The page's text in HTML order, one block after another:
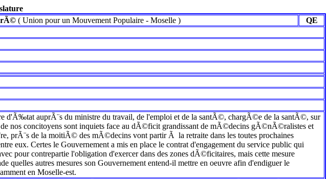
( Union pour un Mouvement Populaire- Moselle)
QE
auprÃ¨s du ministre du travail, de l'emploi et de la santÃ©, chargÃ©e de la santÃ©, sur
nos concitoyens sont inquiets face au dÃ©ficit grandissant de mÃ©decins gÃ©nÃ©ralistes et
prÃ¨s de la moitiÃ© des mÃ©decins vont partir Ã la retraite dans les toutes prochaines
eux. Certes le Gouvernement a mis en place le contrat d'engagement du service public qui
pour contrepartie l'obligation d'exercer dans des zones dÃ©ficitaires, mais cette mesure
autres mesures son Gouvernement entend-il mettre en oeuvre afin d'endiguer le
en Moselle-est.